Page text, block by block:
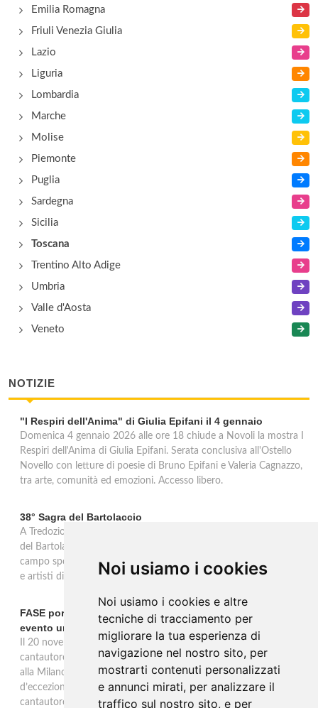
Noi usiamo i cookies
Noi usiamo i cookies e altre
tecniche di tracciamento per
migliorare la tua esperienza di
navigazione nel nostro sito, per
mostrarti contenuti personalizzati
e annunci mirati, per analizzare il
traffico sul nostro sito, e per
Emilia Romagna
Friuli Venezia Giulia
Lazio
Liguria
Lombardia
Marche
Molise
Piemonte
Puglia
Sardegna
Sicilia
Toscana
Trentino Alto Adige
Umbria
Valle d'Aosta
Veneto
NOTIZIE
"I Respiri dell'Anima" di Giulia Epifani il 4 gennaio
Domenica 4 gennaio 2026 alle ore 18 chiude a Novoli la mostra I
Respiri dell'Anima di Giulia Epifani. Serata conclusiva all'Ostello
Novello con letture di poesie di Bruno Epifani e Valeria Cagnazzo,
tra arte, comunità ed emozioni. Accesso libero.
38° Sagra del Bartolaccio
A Tredozio, borgo dell’Appennino Tosco-Romagnolo, la 38ª Sagra
del Bartolaccio anima le domeniche 2 e 9 novembre 2025: al
campo sportivo cotture alla piastra, stand tipici, mercato, musica
e artisti di strada, ingresso libero per tutta la giornata.
FASE porta la sua musica alla Milano Music Week con un
evento unico
Il 20 novembre alle 19 all’Ostello Bello Milano Duomo, il
cantautore torinese FASE sarà protagonista di un evento unico
alla Milano Music Week: un concerto e talk con ospiti
d’eccezione, tra musica, dialogo e riflessioni sul mestiere del
cantautore.